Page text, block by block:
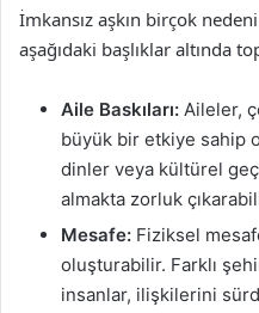
İmkansız aşkın birçok
aşağıdaki başlıklar altında
Aile Baskıları: Aileler,
büyük bir etkiye sahip
dinler veya kültürel
almakta zorluk
Mesafe: Fiziksel
oluşturabilir. Farklı
insanlar, ilişkilerini